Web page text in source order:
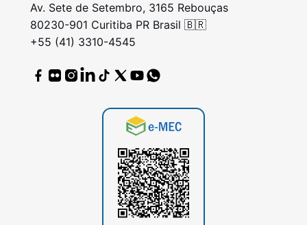
Av. Sete de Setembro, 3165 Rebouças
80230-901 Curitiba PR Brasil 🇧🇷
+55 (41) 3310-4545